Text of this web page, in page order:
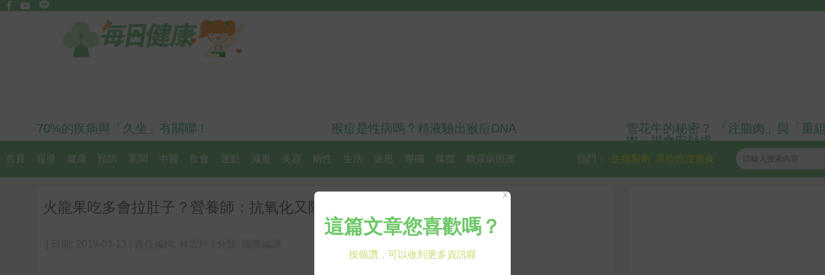
70%的疾病與「久坐」有關聯！ 猴痘是性病嗎？精液驗出猴痘DNA
雪花牛的秘密？ 「注脂肉」與「重
肉」揭食安疑慮
首頁 報導 健康 預防 新聞 中醫 飲食 運動 減重 美容 兩性 生活 迷思 專欄 媒體 糖尿病照護 異位性皮膚炎
生物製劑
熱門：
火龍果吃多會拉肚子？營養師：抗氧化又降血糖，不吃虧大了
X